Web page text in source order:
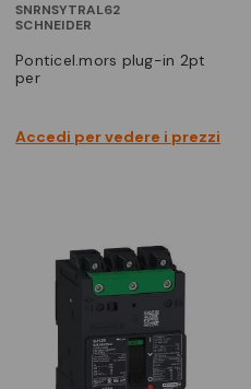
SNRNSYTRAL62
SCHNEIDER
ponticel.mors plug-in 2pt
per
Accedi per vedere i prezzi